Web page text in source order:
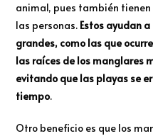
animal, pues también
las personas. Estos ayudan
grandes, como las que
las raíces de los manglares
evitando que las playas se
tiempo.
Otro beneficio es que los